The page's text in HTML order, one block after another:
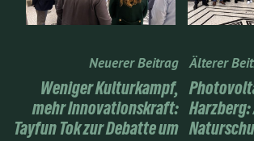
Neuerer Beitrag
Weniger Kulturkampf,
mehr Innovationskraft:
Tayfun Tok zur Debatte um
Älterer
Harzberg: